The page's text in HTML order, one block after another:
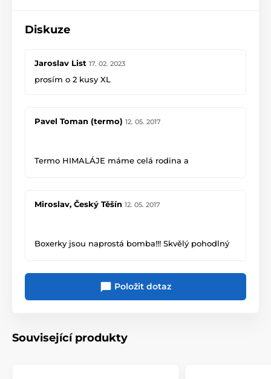
Diskuze
Jaroslav List 17. 02. 2023
prosím o 2 kusy XL
Pavel Toman (termo) 12. 05. 2017
Termo HIMALÁJE máme celá rodina a
Miroslav, Český Těšín 12. 05. 2017
Boxerky jsou naprostá bomba!!! Skvělý pohodlný
Položit dotaz
Související produkty